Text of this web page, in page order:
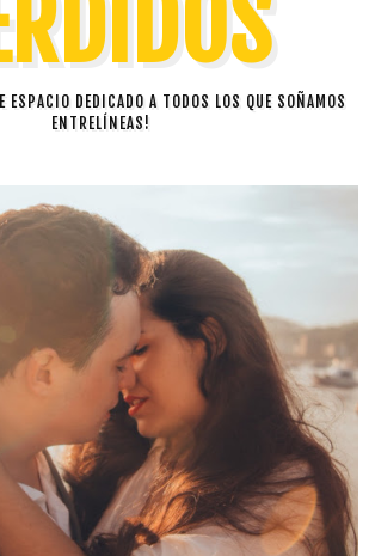
ESPACIO DEDICADO A TODOS LOS QUE SOÑAMOS
ENTRELÍNEAS!